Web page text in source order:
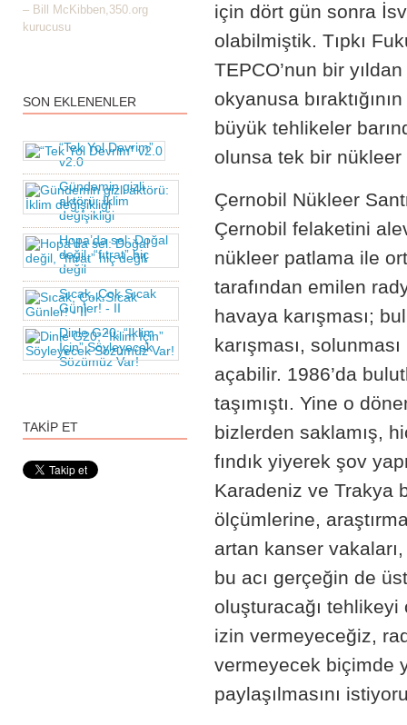
için dört gün sonra
olabilmiştik. Tıpkı
TEPCO’nun bir
okyanusa
büyük tehlikeler
olunsa tek bir nükleer
Çernobil Nükleer
Çernobil felaketini
nükleer patlama ile
tarafından emilen
havaya karışması;
karışması,
açabilir. 1986’da
taşımıştı. Yine o
bizlerden saklamış,
fındık yiyerek şov
Karadeniz ve Trakya
ölçümlerine,
artan kanser
bu acı gerçeğin de
oluşturacağı
izin vermeyeceğiz,
vermeyecek biçimde
paylaşılmasını
– Bill McKibben,350.org
kurucusu
SON EKLENENLER
“Tek Yol Devrim”
v2.0
Gündemin gizli
aktörü: İklim
değişikliği
Hopa’da sel: Doğal
değil, “fıtrat” hiç
değil
Sıcak, Çok Sıcak
Günler! - II
Dinle G20; “İklim
İçin” Söyleyecek
Sözümüz Var!
TAKİP ET